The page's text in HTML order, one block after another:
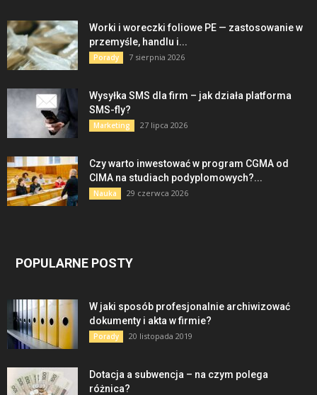
Worki i woreczki foliowe PE — zastosowanie w
przemyśle, handlu i...
Porady 7 sierpnia 2026
Wysyłka SMS dla firm – jak działa platforma
SMS-fly?
Marketing 27 lipca 2026
Czy warto inwestować w program CGMA od
CIMA na studiach podyplomowych?...
Nauka 29 czerwca 2026
POPULARNE POSTY
W jaki sposób profesjonalnie archiwizować
dokumenty i akta w firmie?
Porady 20 listopada 2019
Dotacja a subwencja – na czym polega
różnica?